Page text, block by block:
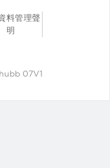
料管理聲
明
07V1